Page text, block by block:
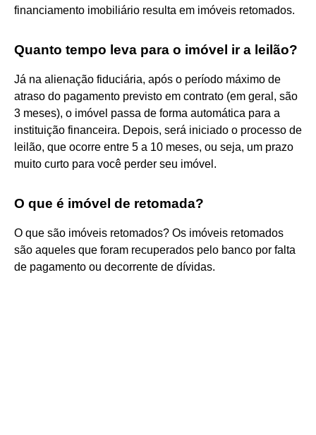
financiamento imobiliário resulta em imóveis retomados.
Quanto tempo leva para o imóvel ir a leilão?
Já na alienação fiduciária, após o período máximo de
atraso do pagamento previsto em contrato (em geral, são
3 meses), o imóvel passa de forma automática para a
instituição financeira. Depois, será iniciado o processo de
leilão, que ocorre entre 5 a 10 meses, ou seja, um prazo
muito curto para você perder seu imóvel.
O que é imóvel de retomada?
O que são imóveis retomados? Os imóveis retomados
são aqueles que foram recuperados pelo banco por falta
de pagamento ou decorrente de dívidas.